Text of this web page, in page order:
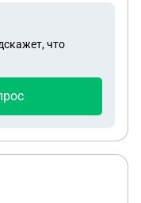
По итогу
в
его. Хотя
что